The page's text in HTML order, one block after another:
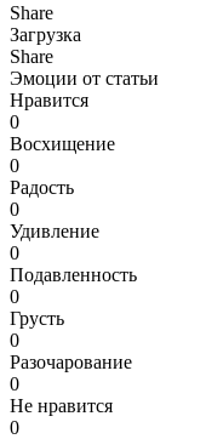
Share
Загрузка
Share
Эмоции от статьи
Нравится
0
Восхищение
0
Радость
0
Удивление
0
Подавленность
0
Грусть
0
Разочарование
0
Не нравится
0